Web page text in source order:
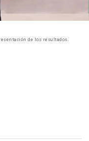
de los resultados.